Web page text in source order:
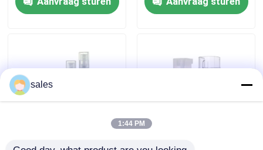
Gevallen
De spuitbus van de trekkerpomp
sales
1:44 PM